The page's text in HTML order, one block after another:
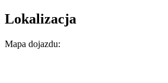
Lokalizacja
Mapa dojazdu: